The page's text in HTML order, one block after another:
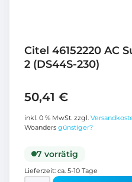
Citel 46152220 AC
2 (DS44S-230)
50,41 €
inkl. 0 % MwSt. zzgl.
Woanders günstiger?
7 vorrätig
Lieferzeit: ca. 5-10 Tage